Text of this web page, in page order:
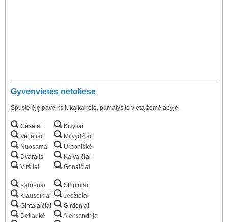
Gyvenvietės netoliese
Spustelėję paveiksliuką kairėje, pamatysite vietą žemėlapyje.
Gėsalai
Veiteliai
Nuosamai
Dvaralis
Viršilai
Kalnėnai
Klauseikiai
Gintalaičiai
Detlaukė
Kivyliai
Milvydžiai
Urboniškė
Kalvaičiai
Gonaičiai
Stripiniai
Jedžiotai
Girdeniai
Aleksandrija